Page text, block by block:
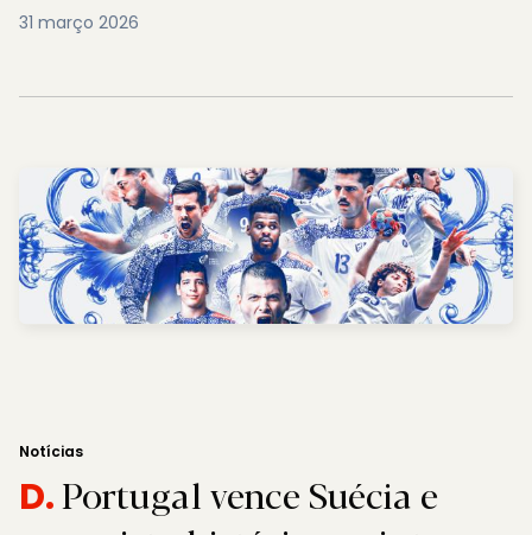
31 março 2026
Notícias
D.Portugal vence Suécia e